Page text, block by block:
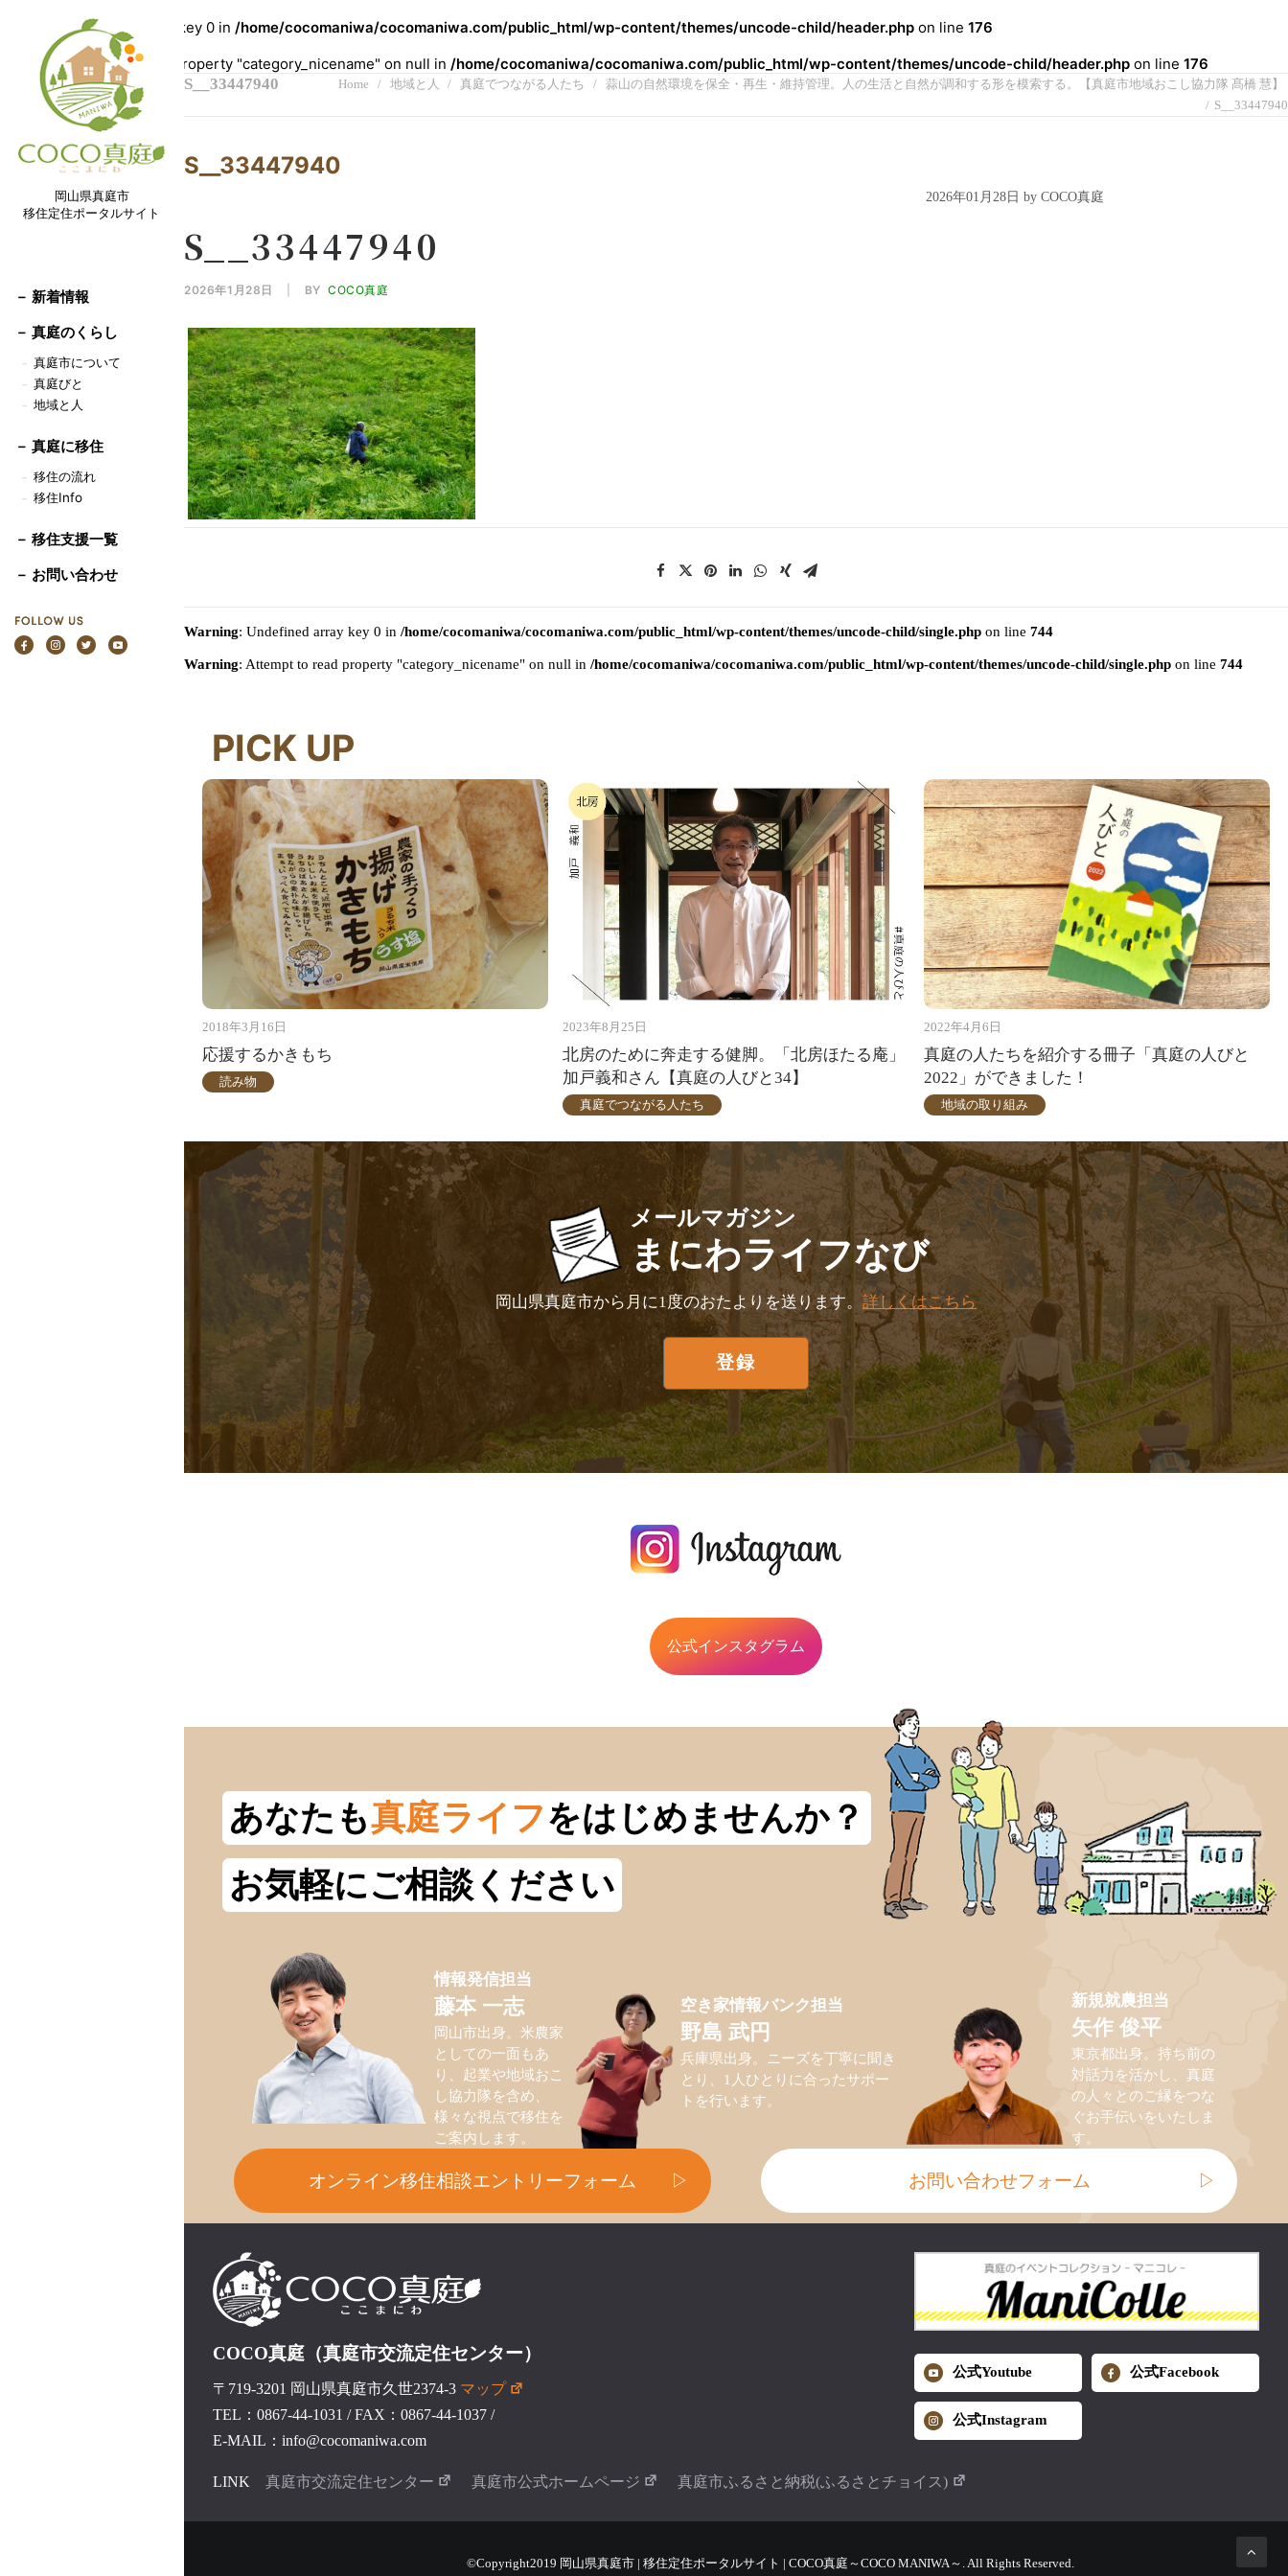
: Undefined array key 0 in /home/cocomaniwa/cocomaniwa.com/public_html/wp-content/themes/uncode-child/header.php on line 176
Warning : Attempt to read property "category_nicename" on null in /home/cocomaniwa/cocomaniwa.com/public_html/wp-content/themes/uncode-child/header.php on line 176
岡山県真庭市
移住定住ポータルサイト
－ 新着情報
－ 真庭のくらし
－ 真庭市について
－ 真庭びと
－ 地域と人
－ 真庭に移住
－ 移住の流れ
－ 移住Info
－ 移住支援一覧
－ お問い合わせ
S__33447940 Home 地域と人 真庭でつながる人たち
蒜山の自然環境を保全・再生・維持管理。人の生活と自然が調和する形を模索する。【真庭市地域おこし協力隊 髙橋 慧】
S__33447940
S__33447940
2026年01月28日 by COCO真庭
S__33447940
2026年1月28日 BY COCO真庭
Warning: Undefined array key 0 in /home/cocomaniwa/cocomaniwa.com/public_html/wp-content/themes/uncode-child/single.phpon line 744
Warning: Attempt to read property "category_nicename" on null in /home/cocomaniwa/cocomaniwa.com/public_html/wp-content/themes/uncode-child/single.phpon line 744
PICK UP
2018年3月16日
応援するかきもち
読み物
2023年8月25日
北房のために奔走する健脚。「北房ほたる庵」
加戸義和さん【真庭の人びと34】
真庭でつながる人たち
2022年4月6日
真庭の人たちを紹介する冊子「真庭の人びと
2022」ができました！
地域の取り組み
メールマガジン
まにわライフなび
岡山県真庭市から月に1度のおたよりを送ります。 詳しくはこちら
公式インスタグラム
あなたも真庭ライフをはじめませんか？
お気軽にご相談ください
情報発信担当
藤本 一志
岡山市出身。米農家
としての一面もあ
り、起業や地域おこ
し協力隊を含め、
様々な視点で移住を
ご案内します。
空き家情報バンク担当
野島 武円
兵庫県出身。ニーズを丁寧に聞き
とり、1人ひとりに合ったサポー
トを行います。
新規就農担当
矢作 俊平
東京都出身。持ち前の
対話力を活かし、真庭
の人々とのご縁をつな
ぐお手伝いをいたしま
す。
オンライン移住相談エントリーフォーム ▷ お問い合わせフォーム ▷
COCO真庭（真庭市交流定住センター）
〒719-3201 岡山県真庭市久世2374-3 マップ
TEL：0867-44-1031 /FAX：0867-44-1037/
E-MAIL：info@cocomaniwa.com
公式Youtube 公式Facebook
公式Instagram
LINK 真庭市交流定住センター 真庭市公式ホームページ 真庭市ふるさと納税(ふるさとチョイス)
©Copyright2019 岡山県真庭市 | 移住定住ポータルサイト | COCO真庭～COCO MANIWA～. All Rights Reserved.